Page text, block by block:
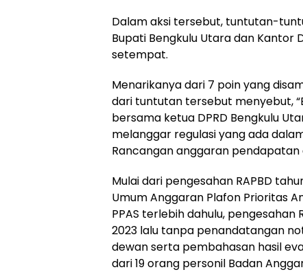
Dalam aksi tersebut, tuntutan-
Bupati Bengkulu Utara dan Kantor
setempat.
Menarikanya dari 7 poin yang
dari tuntutan tersebut menyebut,
bersama ketua DPRD Bengkulu
melanggar regulasi yang ada
Rancangan anggaran pendapatan
Mulai dari pengesahan RAPBD
Umum Anggaran Plafon Prioritas
PPAS terlebih dahulu,
2023 lalu tanpa penandatangan
dewan serta pembahasan hasil
dari 19 orang personil Badan